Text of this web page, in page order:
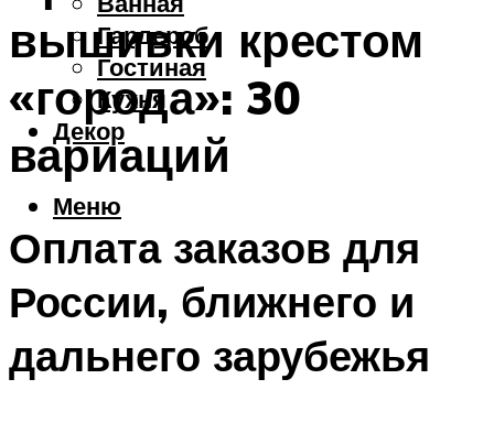
Гардероб
Гостиная
Кухня
Декор
Меню
вышивки крестом
«города»: 30
вариаций
Оплата заказов для
России, ближнего и
дальнего зарубежья